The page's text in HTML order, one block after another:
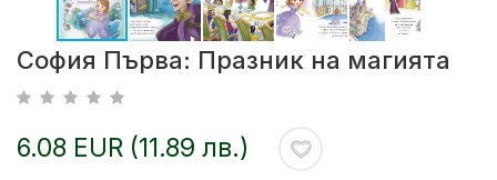
София Първа: Празник на магията
6.08 EUR (11.89 лв.)